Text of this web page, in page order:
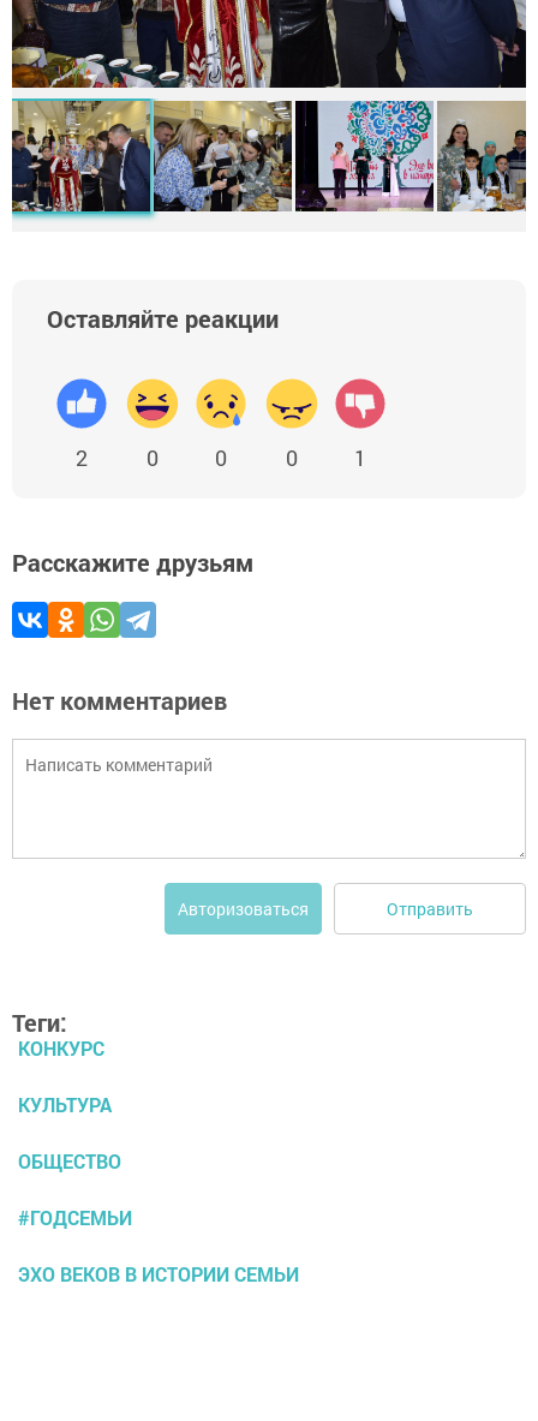
Оставляйте реакции
2 0 0 0 1
Расскажите друзьям
Нет комментариев
Авторизоваться Отправить
Теги:
КОНКУРС
КУЛЬТУРА
ОБЩЕСТВО
#ГОДСЕМЬИ
ЭХО ВЕКОВ В ИСТОРИИ СЕМЬИ